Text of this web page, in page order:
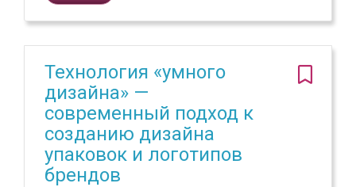
Технология «умного
дизайна» —
современный подход к
созданию дизайна
упаковок и логотипов
брендов